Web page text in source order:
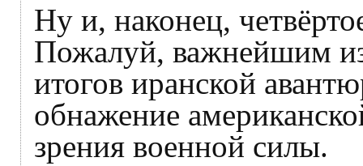
Ну и, наконец,
Пожалуй, важнейшим
итогов иранской
обнажение
зрения военной силы.